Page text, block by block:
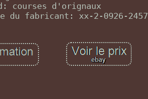
courses d'orignaux
du fabricant: xx-2-0926-2457